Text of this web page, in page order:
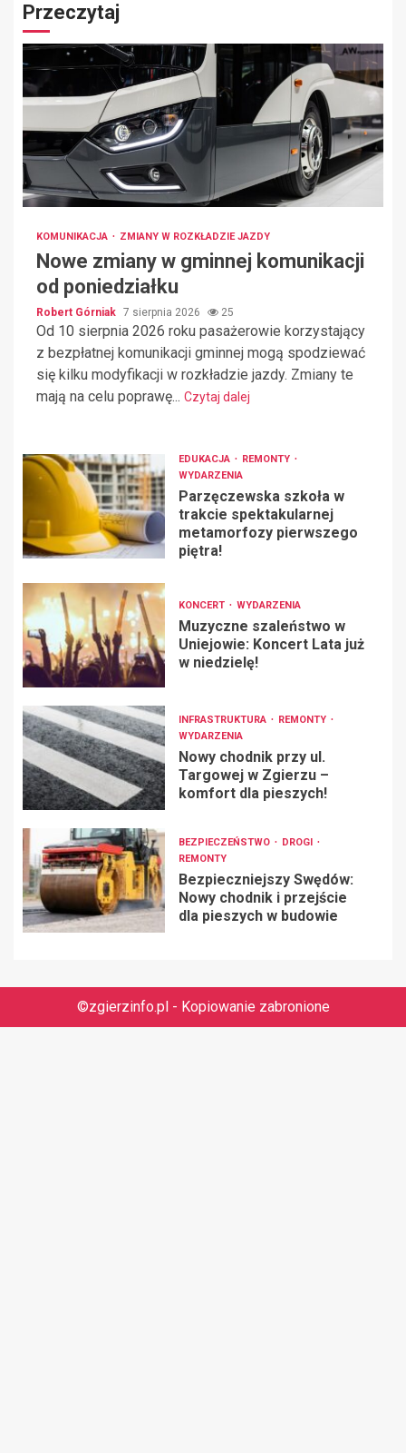
Przeczytaj
KOMUNIKACJA ZMIANY W ROZKŁADZIE JAZDY
Nowe zmiany w gminnej komunikacji
od poniedziałku
Robert Górniak 7 sierpnia 2026 25
Od 10 sierpnia 2026 roku pasażerowie korzystający
z bezpłatnej komunikacji gminnej mogą spodziewać
się kilku modyfikacji w rozkładzie jazdy. Zmiany te
mają na celu poprawę... Czytaj dalej
EDUKACJA
REMONTY
WYDARZENIA
Parzęczewska szkoła w
trakcie spektakularnej
metamorfozy pierwszego
piętra!
KONCERT WYDARZENIA
Muzyczne szaleństwo w
Uniejowie: Koncert Lata już
w niedzielę!
INFRASTRUKTURA
REMONTY
WYDARZENIA
Nowy chodnik przy ul.
Targowej w Zgierzu –
komfort dla pieszych!
BEZPIECZEŃSTWO
DROGI
REMONTY
Bezpieczniejszy Swędów:
Nowy chodnik i przejście
dla pieszych w budowie
©zgierzinfo.pl - Kopiowanie zabronione